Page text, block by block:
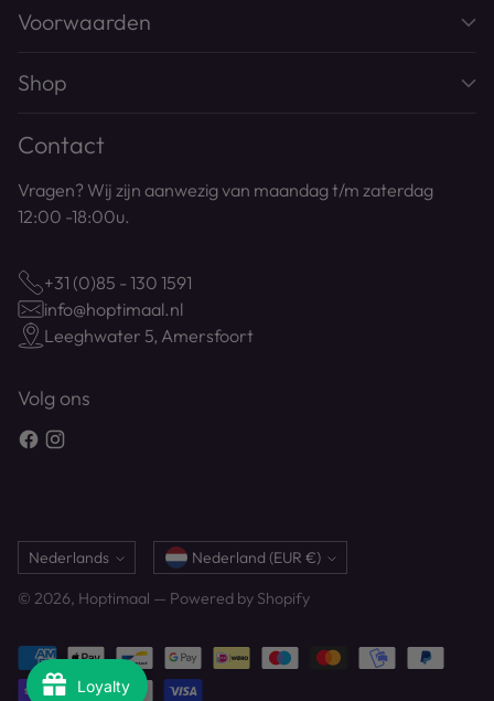
Voorwaarden
Shop
Contact
Vragen? Wij zijn aanwezig van maandag t/m zaterdag
12:00 -18:00u.
+31 (0)85 - 130 1591
info@hoptimaal.nl
Leeghwater 5, Amersfoort
Volg ons
Taal
Nederlands Munteenheid Nederland (EUR €)
© 2026, Hoptimaal — Powered by Shopify
Loyalty